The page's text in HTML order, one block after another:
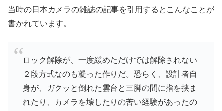
当時の日本カメラの雑誌の記事を引用するとこんなことが
書かれています。
ロック解除が、一度緩めただけでは解除されない
２段方式なのも凝った作りだ。恐らく、設計者自
身が、ガクッと倒れた雲台と三脚の間に指を挟ま
れたり、カメラを壊したりの苦い経験があったの